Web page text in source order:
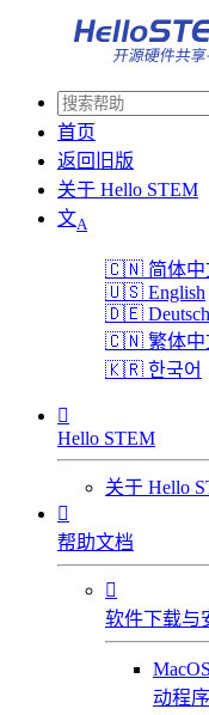
首页
返回旧版
关于 Hello STEM
文A
🇨🇳 简体
🇺🇸 English
🇩🇪 Deutsch
🇨🇳 繁体中
🇰🇷 한국어

Hello STEM
关于 Hello

帮助文档

软件下载与
动程